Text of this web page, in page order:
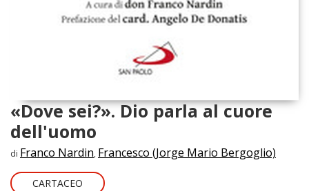
«Dove sei?». Dio parla al cuore
dell'uomo
di Franco Nardin, Francesco (Jorge Mario Bergoglio)
CARTACEO